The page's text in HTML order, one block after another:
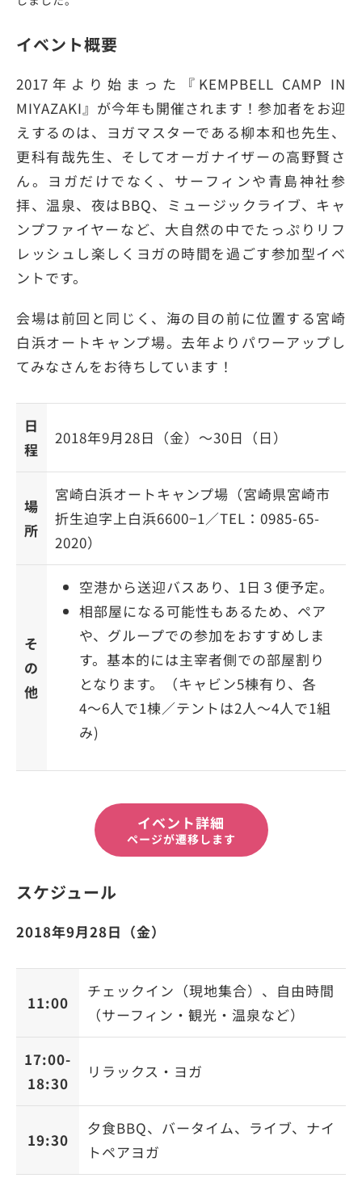
イベント概要
2017年より始まった『KEMPBELL CAMP IN
MIYAZAKI』が今年も開催されます！参加者をお迎
えするのは、ヨガマスターである柳本和也先生、
更科有哉先生、そしてオーガナイザーの高野賢さ
ん。ヨガだけでなく、サーフィンや青島神社参
拝、温泉、夜はBBQ、ミュージックライブ、キャ
ンプファイヤーなど、大自然の中でたっぷりリフ
レッシュし楽しくヨガの時間を過ごす参加型イベ
ントです。
会場は前回と同じく、海の目の前に位置する宮崎
白浜オートキャンプ場。去年よりパワーアップし
てみなさんをお待ちしています！
日
程
2018年9月28日（金）〜30日（日）
場
所
宮崎白浜オートキャンプ場（宮崎県宮崎市
折生迫字上白浜6600−1／TEL：0985-65-
2020）
そ
の
他
空港から送迎バスあり、1日３便予定。
相部屋になる可能性もあるため、ペア
や、グループでの参加をおすすめしま
す。基本的には主宰者側での部屋割り
となります。（キャビン5棟有り、各
4〜6人で1棟／テントは2人〜4人で1組
み)
イベント詳細
ページが遷移します
スケジュール
2018年9月28日（金）
11:00
チェックイン（現地集合）、自由時間
（サーフィン・観光・温泉など）
17:00-
18:30
リラックス・ヨガ
19:30
夕食BBQ、バータイム、ライブ、ナイ
トペアヨガ